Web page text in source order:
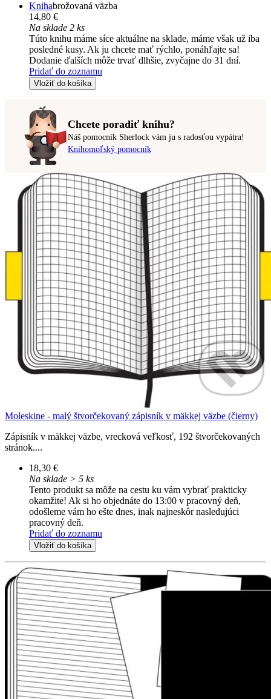
Knihabrožovaná väzba
14,80 €
Na sklade 2 ks
Túto knihu máme síce aktuálne na sklade, máme však už iba
posledné kusy. Ak ju chcete mať rýchlo, ponáhľajte sa!
Dodanie ďalších môže trvať dlhšie, zvyčajne do 31 dní.
Pridať do zoznamu
Vložiť do košíka
Chcete poradiť knihu?
Náš pomocník Sherlock vám ju s radosťou vypátra!
Knihomoľský pomocník
Moleskine - malý štvorčekovaný zápisník v mäkkej väzbe (čierny)
Zápisník v mäkkej väzbe, vrecková veľkosť, 192 štvorčekovaných
stránok....
18,30 €
Na sklade > 5 ks
Tento produkt sa môže na cestu ku vám vybrať prakticky
okamžite! Ak si ho objednáte do 13:00 v pracovný deň,
odošleme vám ho ešte dnes, inak najneskôr nasledujúci
pracovný deň.
Pridať do zoznamu
Vložiť do košíka